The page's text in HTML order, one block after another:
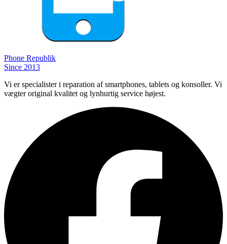
Phone Republik
Since 2013
Vi er specialister i reparation af smartphones, tablets og konsoller. Vi
vægter original kvalitet og lynhurtig service højest.